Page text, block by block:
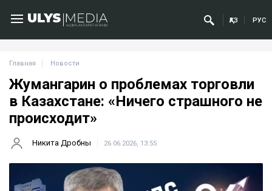
ҚАЗ РУС
Главная Новости
Жумангарин о проблемах торговли
в Казахстане: «Ничего страшного не
происходит»
Никита Дробны 26.06.2026, 13:55